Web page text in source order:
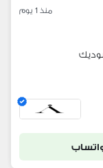
منذ 1 يوم